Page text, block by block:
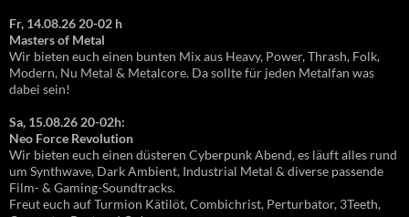
Fr, 14.08.26 20-02 h
Masters of Metal
Wir bieten euch einen bunten Mix aus Heavy, Power, Thrash, Folk,
Modern, Nu Metal & Metalcore. Da sollte für jeden Metalfan was
dabei sein!
Sa, 15.08.26 20-02h:
Neo Force Revolution
Wir bieten euch einen düsteren Cyberpunk Abend, es läuft alles rund
um Synthwave, Dark Ambient, Industrial Metal & diverse passende
Film- & Gaming-Soundtracks.
Freut euch auf Turmion Kätilöt, Combichrist, Perturbator, 3Teeth,